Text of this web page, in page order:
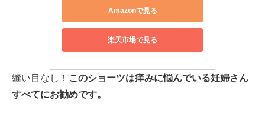
Amazonで見る
楽天市場で見る
縫い目なし！ このショーツは痒みに悩んでいる妊婦さん
すべてにお勧めです。